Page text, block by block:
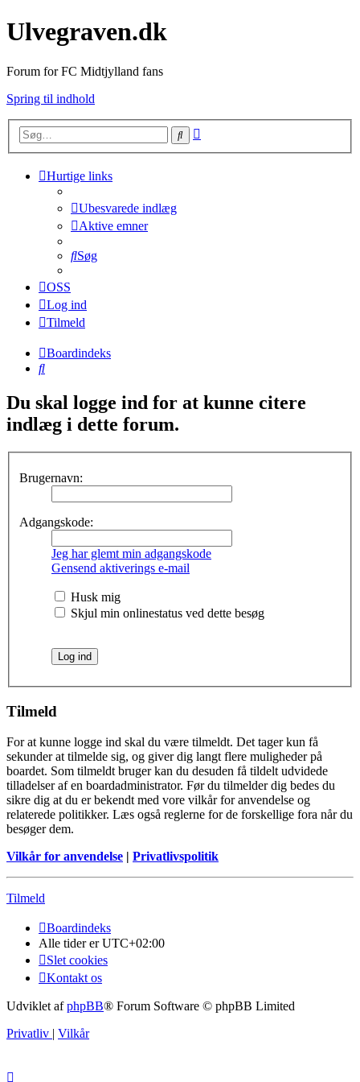
Ulvegraven.dk
Forum for FC Midtjylland fans
Spring til indhold
Søg
Hurtige links
Ubesvarede indlæg
Aktive emner
Søg
OSS
Log ind
Tilmeld
Boardindeks
Søg
Du skal logge ind for at kunne citere
indlæg i dette forum.
Brugernavn:
Adgangskode:
Jeg har glemt min adgangskode
Gensend aktiverings e-mail
Husk mig
Skjul min onlinestatus ved dette besøg
Tilmeld
For at kunne logge ind skal du være tilmeldt. Det tager kun få
sekunder at tilmelde sig, og giver dig langt flere muligheder på
boardet. Som tilmeldt bruger kan du desuden få tildelt udvidede
tilladelser af en boardadministrator. Før du tilmelder dig bedes du
sikre dig at du er bekendt med vore vilkår for anvendelse og
relaterede politikker. Læs også reglerne for de forskellige fora når du
besøger dem.
Vilkår for anvendelse | Privatlivspolitik
Tilmeld
Boardindeks
Alle tider erUTC+02:00
Slet cookies
Kontakt os
Udviklet afphpBB® Forum Software © phpBB Limited
Privatliv | Vilkår